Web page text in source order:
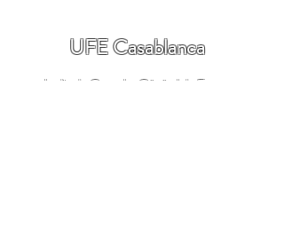
UFE Casablanca
Jardin du Consulat Général de France